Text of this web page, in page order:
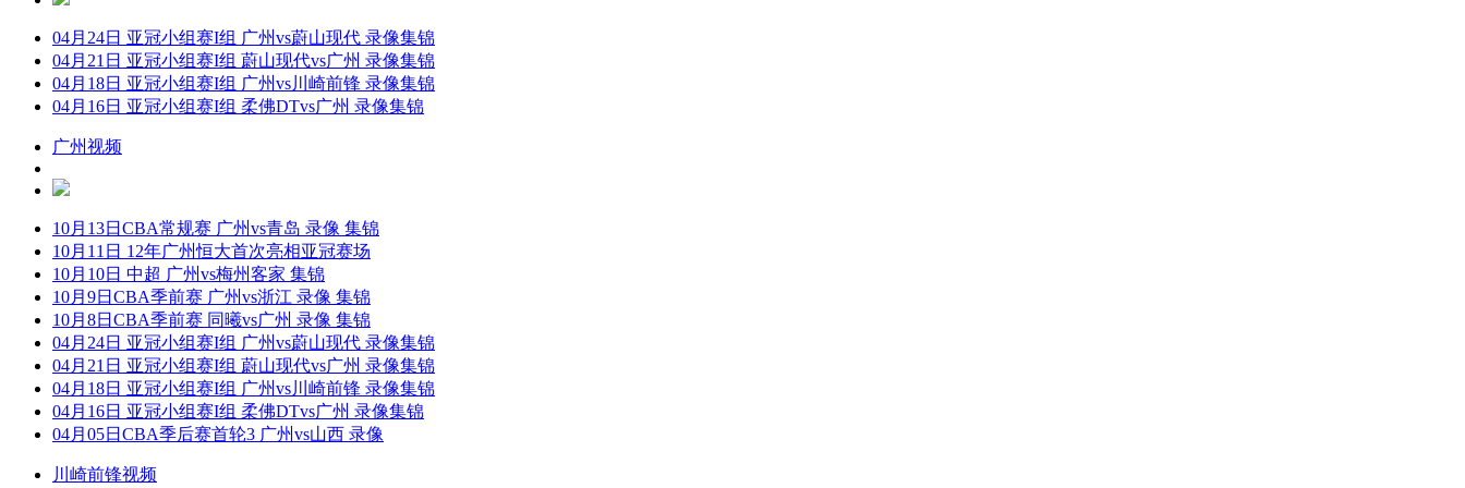
04月24日 亚冠小组赛I组 广州vs蔚山现代 录像集锦
04月21日 亚冠小组赛I组 蔚山现代vs广州 录像集锦
04月18日 亚冠小组赛I组 广州vs川崎前锋 录像集锦
04月16日 亚冠小组赛I组 柔佛DTvs广州 录像集锦
广州视频
10月13日CBA常规赛 广州vs青岛 录像 集锦
10月11日 12年广州恒大首次亮相亚冠赛场
10月10日 中超 广州vs梅州客家 集锦
10月9日CBA季前赛 广州vs浙江 录像 集锦
10月8日CBA季前赛 同曦vs广州 录像 集锦
04月24日 亚冠小组赛I组 广州vs蔚山现代 录像集锦
04月21日 亚冠小组赛I组 蔚山现代vs广州 录像集锦
04月18日 亚冠小组赛I组 广州vs川崎前锋 录像集锦
04月16日 亚冠小组赛I组 柔佛DTvs广州 录像集锦
04月05日CBA季后赛首轮3 广州vs山西 录像
川崎前锋视频